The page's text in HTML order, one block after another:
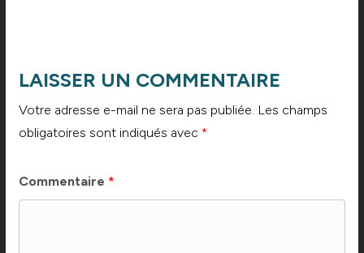
LAISSER UN COMMENTAIRE
Votre adresse e-mail ne sera pas publiée. Les champs
obligatoires sont indiqués avec *
Commentaire *